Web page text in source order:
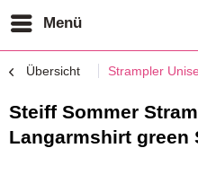
Menü
Übersicht Strampler
Steiff Sommer
Langarmshirt green